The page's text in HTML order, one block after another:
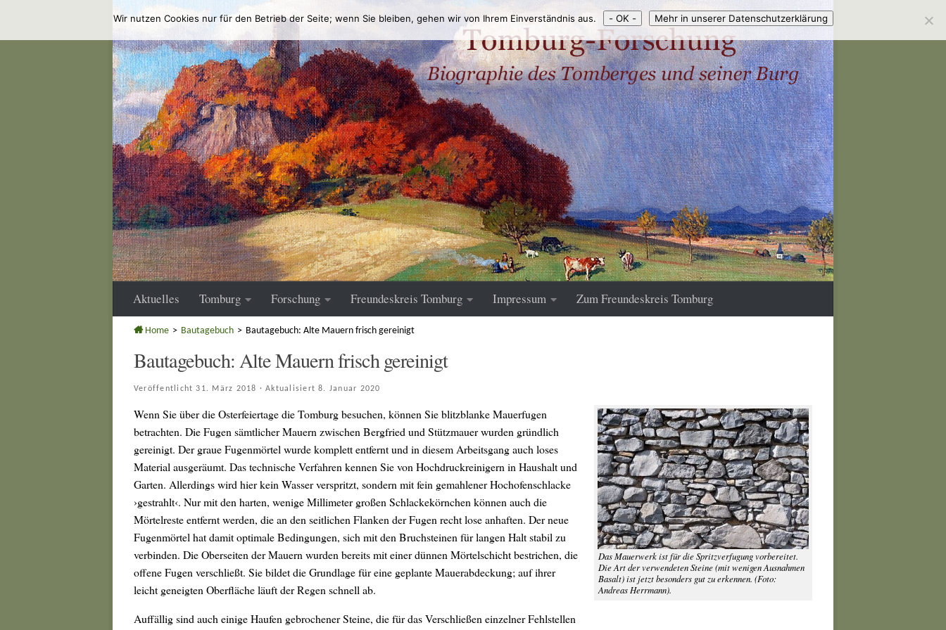
Zum Inhalt springen
Aktuelles Tomburg Forschung Freundeskreis Tomburg Impressum Zum Freundeskreis Tomburg
Home > Bautagebuch > Bautagebuch: Alte Mauern frisch gereinigt
Bautagebuch: Alte Mauern frisch gereinigt
Veröffentlicht31. März 2018 · Aktualisiert8. Januar 2020
Das Mauerwerk ist für die Spritzverfugung vorbereitet.
Die Art der verwendeten Steine (mit wenigen Ausnahmen
Basalt) ist jetzt besonders gut zu erkennen. (Foto:
Andreas Herrmann).
Wenn Sie über die Osterfeiertage die Tomburg besuchen, können Sie blitzblanke Mauerfugen
betrachten. Die Fugen sämtlicher Mauern zwischen Bergfried und Stützmauer wurden gründlich
gereinigt. Der graue Fugenmörtel wurde komplett entfernt und in diesem Arbeitsgang auch loses
Material ausgeräumt. Das technische Verfahren kennen Sie von Hochdruckreinigern in Haushalt und
Garten. Allerdings wird hier kein Wasser verspritzt, sondern mit fein gemahlener Hochofenschlacke
›gestrahlt‹. Nur mit den harten, wenige Millimeter großen Schlackekörnchen können auch die
Mörtelreste entfernt werden, die an den seitlichen Flanken der Fugen recht lose anhaften. Der neue
Fugenmörtel hat damit optimale Bedingungen, sich mit den Bruchsteinen für langen Halt stabil zu
verbinden. Die Oberseiten der Mauern wurden bereits mit einer dünnen Mörtelschicht bestrichen, die
offene Fugen verschließt. Sie bildet die Grundlage für eine geplante Mauerabdeckung; auf ihrer
leicht geneigten Oberfläche läuft der Regen schnell ab.
Auffällig sind auch einige Haufen gebrochener Steine, die für das Verschließen einzelner Fehlstellen
Wir nutzen Cookies nur für den Betrieb der Seite; wenn Sie bleiben, gehen wir von Ihrem Einverständnis aus. - OK - Mehr in unserer Datenschutzerklärung